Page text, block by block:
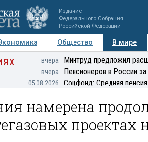
Издание
Федерального Собрания
Российской Федерации
Общество В мире
Мнения Регионы
вчера Минтруд предложил
вчера Пенсионеров в России
05.08.2026 Соцфонд: Средняя
намерена
проектах